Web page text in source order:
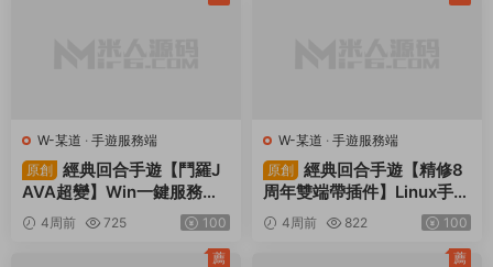
W-某道 · 手遊服務端
原創
經典回合手遊【鬥羅J
AVA超變】Win一鍵服務端
+安卓蘋果雙端+運營後台
+視頻架設教程
4周前 725 100
W-某道 · 手遊服務端
原創
經典回合手遊【精修8
周年雙端帶插件】Linux手工
服務端+插件+安卓蘋果雙端
+GM授權後台+視頻架設教
4周前 822 100
薦 薦